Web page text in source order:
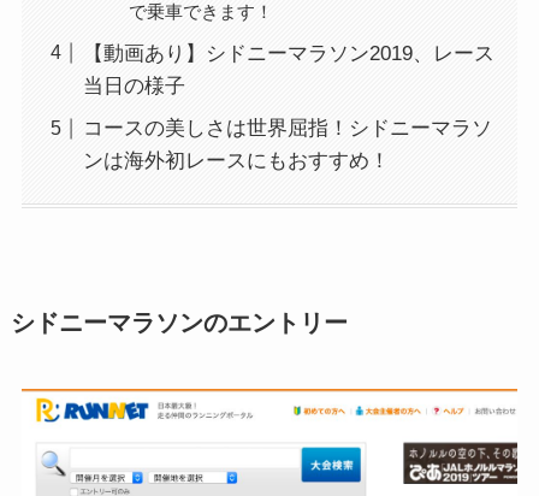
で乗車できます！
【動画あり】シドニーマラソン2019、レース
当日の様子
コースの美しさは世界屈指！シドニーマラソ
ンは海外初レースにもおすすめ！
シドニーマラソンのエントリー